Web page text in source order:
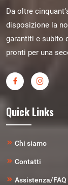
Da oltre
disposizione la
garantiti e subito
pronti per una
Quick Links
Chi siamo
Contatti
Assistenza/FAQ